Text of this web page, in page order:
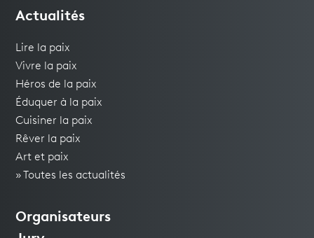
Actualités
Lire la paix
Vivre la paix
Héros de la paix
Éduquer à la paix
Cuisiner la paix
Rêver la paix
Art et paix
» Toutes les actualités
Organisateurs